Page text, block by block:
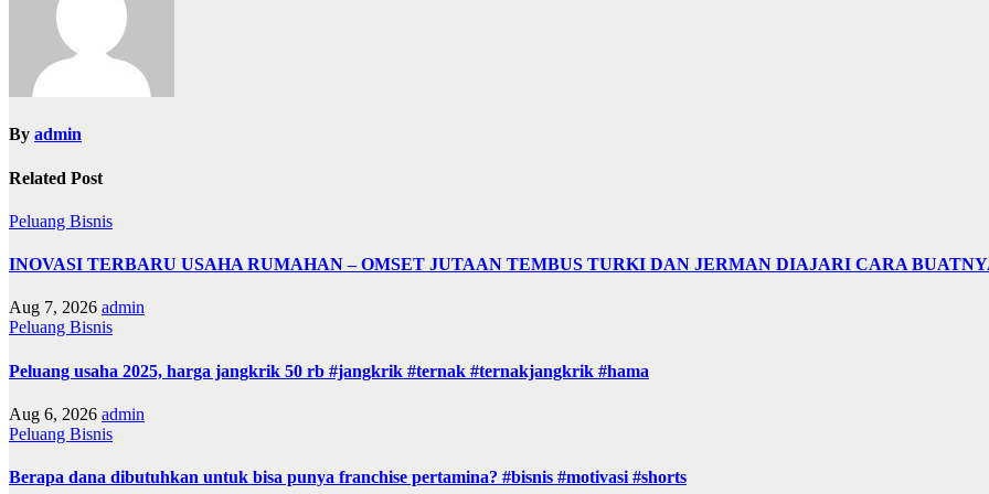
By admin
Related Post
Peluang Bisnis
INOVASI TERBARU USAHA RUMAHAN – OMSET JUTAAN TEMBUS TURKI DAN JERMAN DIAJARI CARA
Aug 7, 2026 admin
Peluang Bisnis
Peluang usaha 2025, harga jangkrik 50 rb #jangkrik #ternak #ternakjangkrik #hama
Aug 6, 2026 admin
Peluang Bisnis
Berapa dana dibutuhkan untuk bisa punya franchise pertamina? #bisnis #motivasi #shorts